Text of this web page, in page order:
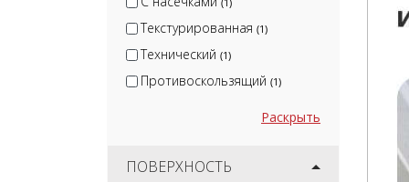
Текстурированная (1)
Технический (1)
Противоскользящий (1)
Раскрыть
ПОВЕРХНОСТЬ